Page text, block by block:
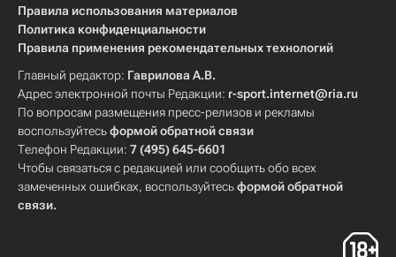
Правила использования материалов
Политика конфиденциальности
Правила применения рекомендательных технологий
Главный редактор: Гаврилова А.В.
Адрес электронной почты Редакции: r-sport.internet@ria.ru
По вопросам размещения пресс-релизов и рекламы
воспользуйтесьформой обратной связи
Телефон Редакции: 7 (495) 645-6601
Чтобы связаться с редакцией или сообщить обо всех
замеченных ошибках, воспользуйтесьформой обратной
связи.